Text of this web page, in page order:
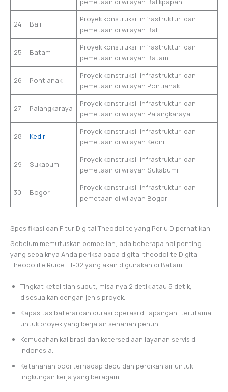
24 Bali
Proyek konstruksi, infrastruktur, dan
pemetaan di wilayah Bali
25 Batam
Proyek konstruksi, infrastruktur, dan
pemetaan di wilayah Batam
26 Pontianak
Proyek konstruksi, infrastruktur, dan
pemetaan di wilayah Pontianak
27 Palangkaraya
Proyek konstruksi, infrastruktur, dan
pemetaan di wilayah Palangkaraya
28 Kediri
Proyek konstruksi, infrastruktur, dan
pemetaan di wilayah Kediri
29 Sukabumi
Proyek konstruksi, infrastruktur, dan
pemetaan di wilayah Sukabumi
30 Bogor
Proyek konstruksi, infrastruktur, dan
pemetaan di wilayah Bogor
Spesifikasi dan Fitur Digital Theodolite yang Perlu Diperhatikan
Sebelum memutuskan pembelian, ada beberapa hal penting
yang sebaiknya Anda periksa pada digital theodolite Digital
Theodolite Ruide ET-02 yang akan digunakan di Batam:
Tingkat ketelitian sudut, misalnya 2 detik atau 5 detik,
disesuaikan dengan jenis proyek.
Kapasitas baterai dan durasi operasi di lapangan, terutama
untuk proyek yang berjalan seharian penuh.
Kemudahan kalibrasi dan ketersediaan layanan servis di
Indonesia.
Ketahanan bodi terhadap debu dan percikan air untuk
lingkungan kerja yang beragam.